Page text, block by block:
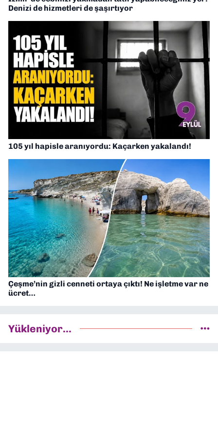
Denizi de hizmetleri de şaşırtıyor
105 yıl hapisle aranıyordu: Kaçarken yakalandı!
Çeşme’nin gizli cenneti ortaya çıktı! Ne işletme var ne
ücret…
Yükleniyor...